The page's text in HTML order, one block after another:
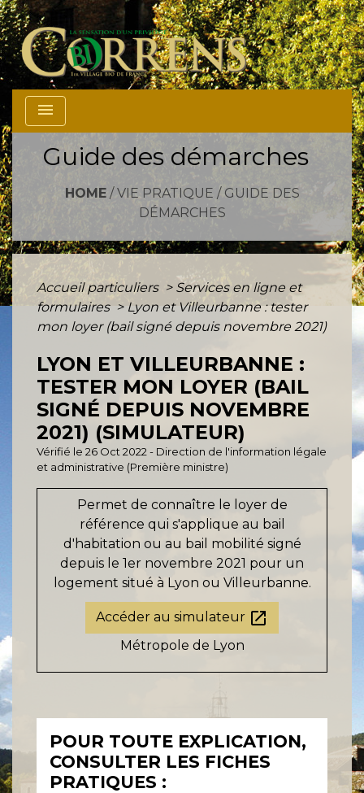
menu
Guide des démarches
HOME/ VIE PRATIQUE / GUIDE DES
DÉMARCHES
Accueil particuliers > Services en ligne et
formulaires > Lyon et Villeurbanne : tester
mon loyer (bail signé depuis novembre 2021)
LYON ET VILLEURBANNE :
TESTER MON LOYER (BAIL
SIGNÉ DEPUIS NOVEMBRE
2021) (SIMULATEUR)
Vérifié le 26 Oct 2022 - Direction de l'information légale
et administrative (Première ministre)
Permet de connaître le loyer de
référence qui s'applique au bail
d'habitation ou au bail mobilité signé
depuis le 1er novembre 2021 pour un
logement situé à Lyon ou Villeurbanne.
Accéder au simulateur open_in_new
Métropole de Lyon
POUR TOUTE EXPLICATION,
CONSULTER LES FICHES
PRATIQUES :